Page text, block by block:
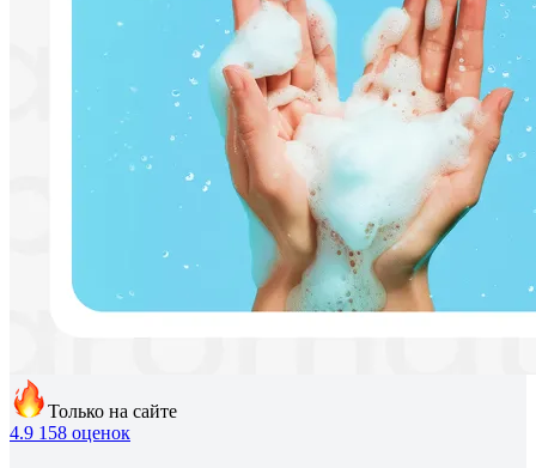
Только на сайте
4.9 158 оценок